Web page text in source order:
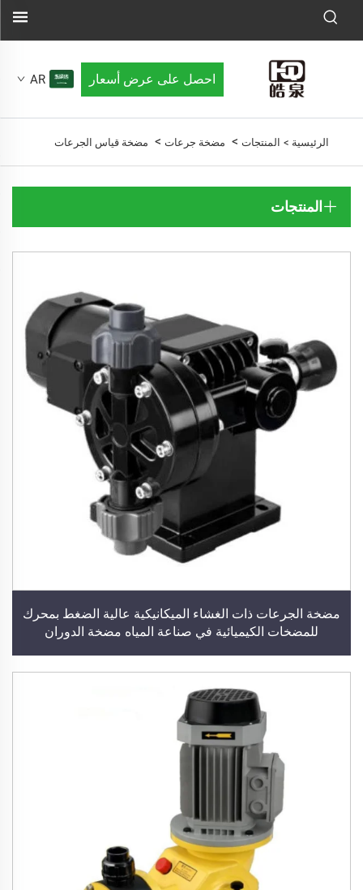
احصل على عرض أسعار AR
الرئيسية > المنتجات> مضخة جرعات> مضخة قياس الجرعات
المنتجات
مضخة الجرعات ذات الغشاء الميكانيكية عالية الضغط بمحرك
للمضخات الكيميائية في صناعة المياه مضخة الدوران